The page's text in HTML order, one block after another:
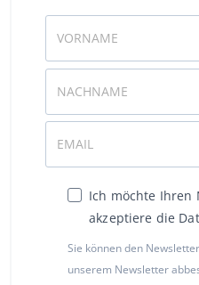
Ich möchte Ihren
akzeptiere die
Sie können den
unserem Newsletter